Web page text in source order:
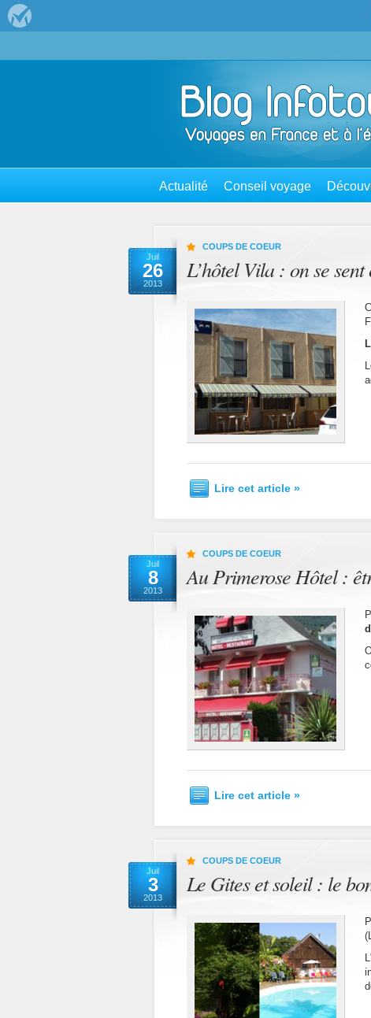
Actualité Conseil voyage
Juil
26
2013
COUPS DE COEUR
L’hôtel Vila : on se
Lire cet article »
Juil
8
2013
COUPS DE COEUR
Au Primerose Hôtel :
Lire cet article »
Juil
3
2013
COUPS DE COEUR
Le Gites et soleil : le